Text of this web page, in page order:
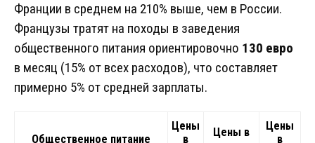
Франции в среднем на 210% выше, чем в России.
Французы тратят на походы в заведения
общественного питания ориентировочно 130 евро
в месяц (15% от всех расходов), что составляет
примерно 5% от средней зарплаты.
Общественное питание
Цены
в
Цены в
Цены
в